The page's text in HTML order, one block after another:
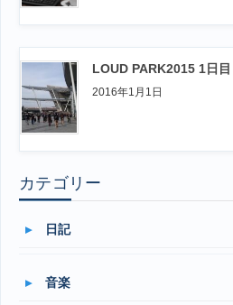
LOUD PARK2015 1日目
2016年1月1日
カテゴリー
日記
音楽